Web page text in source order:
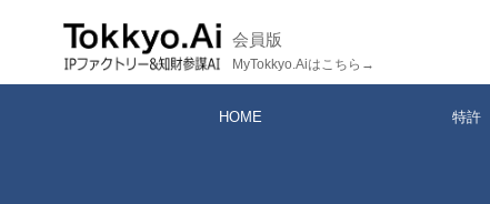
テ
会員版
MyTokkyo.Aiはこちら→
HOME 特許